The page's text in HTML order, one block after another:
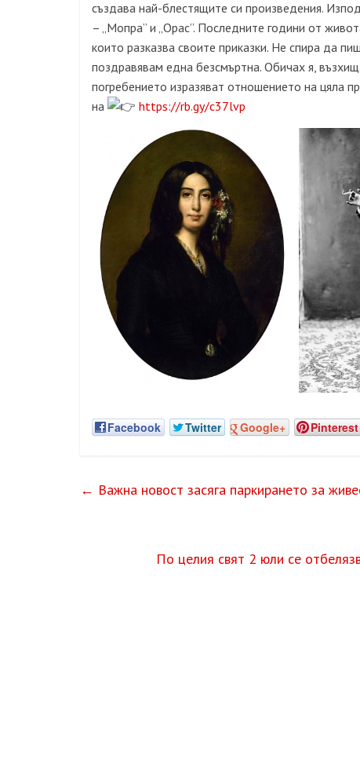
създава най-блестящите си произведения.
– „Мопра” и „Орас”. Последните години от
които разказва своите приказки. Не спира да
поздравявам една безсмъртна. Обичах я,
погребението изразяват отношението на цяла
на
https://rb.gy/c37lvp
Facebook Twitter Google+ Pinterest
← Важна новост засяга паркирането за
По целия свят 2 юли се